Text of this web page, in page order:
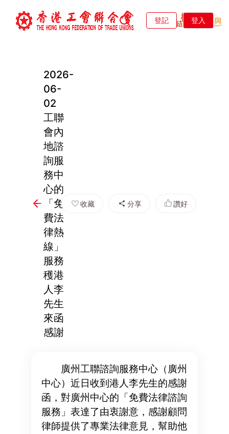
登記 登入
2026-
06-
02
工聯
會內
地諮
詢服
務中
心的
「免
費法
律熱
線」
服務
穫港
人李
先生
來函
感謝
收藏 分享 讚好
廣州工聯諮詢服務中心（廣州
中心）近日收到港人李先生的感謝
函，對廣州中心的「免費法律諮詢
服務」表達了由衷謝意，感謝顧問
律師提供了專業法律意見，幫助他